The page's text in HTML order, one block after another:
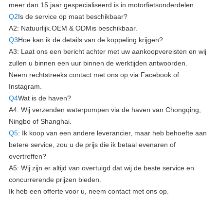
meer dan 15 jaar gespecialiseerd is in motorfietsonderdelen.
Q2Is de service op maat beschikbaar?
A2: Natuurlijk. OEM & ODMis beschikbaar.
Q3Hoe kan ik de details van de koppeling krijgen?
A3: Laat ons een bericht achter met uw aankoopvereisten en wij
zullen u binnen een uur binnen de werktijden antwoorden.
Neem rechtstreeks contact met ons op via Facebook of
Instagram.
Q4Wat is de haven?
A4: Wij verzenden waterpompen via de haven van Chongqing,
Ningbo of Shanghai.
Q5: Ik koop van een andere leverancier, maar heb behoefte aan
betere service, zou u de prijs die ik betaal evenaren of
overtreffen?
A5: Wij zijn er altijd van overtuigd dat wij de beste service en
concurrerende prijzen bieden.
Ik heb een offerte voor u, neem contact met ons op.